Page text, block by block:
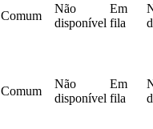
Comum
Não
disponível
Em
fila
Comum
Não
disponível
Em
fila